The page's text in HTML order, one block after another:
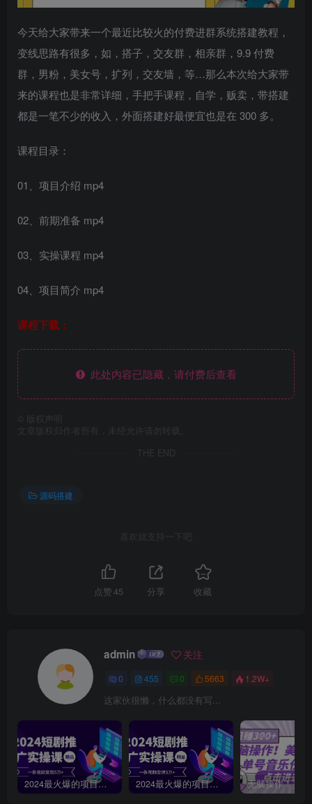
今天给大家带来一个最近比较火的付费进群系统搭建教程，
变线思路有很多，如，搭子，交友群，相亲群，9.9 付费
群，男粉，美女号，扩列，交友墙，等…那么本次给大家带
来的课程也是非常详细，手把手课程，自学，贩卖，带搭建
都是一笔不少的收入，外面搭建好最便宜也是在 300 多。
课程目录：
01、项目介绍 mp4
02、前期准备 mp4
03、实操课程 mp4
04、项目简介 mp4
课程下载：
此处内容已隐藏，请付费后查看
版权声明
文章版权归作者所有，未经允许请勿转载。
THE END
源码搭建
喜欢就支持一下吧
点赞45 分享 收藏
admin 关注
0 455 0 5663 1.2W+
这家伙很懒，什么都没有写...
2024最火爆的项目短剧推广实操课，一条视频变现5万+【附软件工具】 2024最火爆的项目短剧推广实操课 一条视频变现5万+(附软件工具